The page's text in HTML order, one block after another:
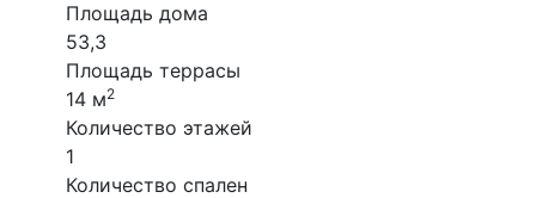
Площадь дома
53,3
Площадь террасы
14 м2
Количество этажей
1
Количество спален